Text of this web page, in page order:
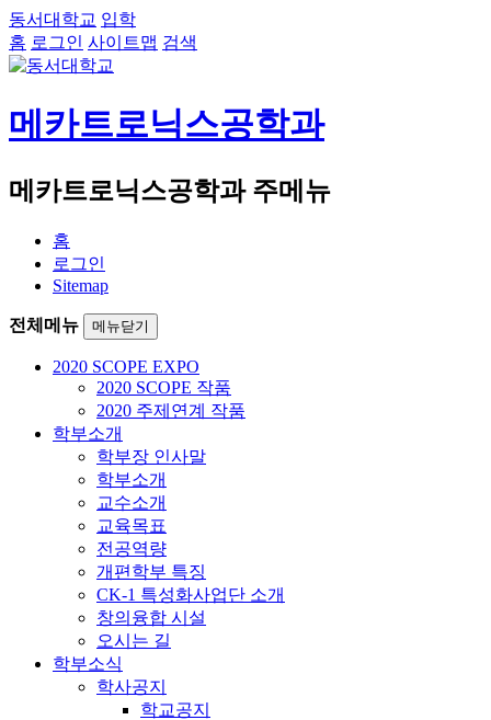
동서대학교 입학
홈 로그인 사이트맵 검색
메카트로닉스공학과
메카트로닉스공학과 주메뉴
홈
로그인
Sitemap
전체메뉴 메뉴닫기
2020 SCOPE EXPO
2020 SCOPE 작품
2020 주제연계 작품
학부소개
학부장 인사말
학부소개
교수소개
교육목표
전공역량
개편학부 특징
CK-1 특성화사업단 소개
창의융합 시설
오시는 길
학부소식
학사공지
학교공지